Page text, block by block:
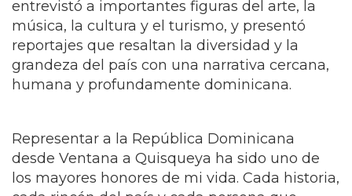
los mayores honores de mi vida. Cada historia,
cada rincón del país y cada persona que
conocimos me recordó la grandeza de
nuestra tierra. Estas nominaciones no son solo
un logro profesional, son un reconocimiento a
Delgado.